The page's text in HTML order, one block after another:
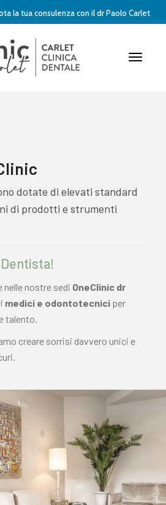
la tua consulenza con il dr Paolo Carlet
Toggle
dotate di elevati standard
di prodotti e strumenti
nelle nostre sedi OneClinic dr
medici e odontotecnici per
talento.
creare sorrisi davvero unici e